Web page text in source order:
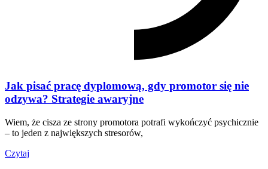
Jak pisać pracę dyplomową, gdy promotor się nie
odzywa? Strategie awaryjne
Wiem, że cisza ze strony promotora potrafi wykończyć psychicznie
– to jeden z największych stresorów,
Czytaj